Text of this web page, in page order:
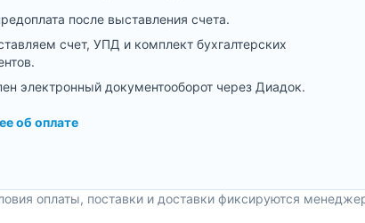
после выставления счета.
счет, УПД и комплект бухгалтерских
электронный документооборот через Диадок.
об оплате
оплаты, поставки и доставки фиксируются